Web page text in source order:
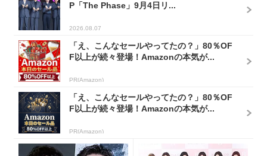
P「The Phase」9月4日リ...
2026.08.07
「え、こんなセールやってたの？」80％OF
F以上が続々登場！Amazonの本気が...
PR(Amazon)
「え、こんなセールやってたの？」80％OF
F以上が続々登場！Amazonの本気が...
PR(Amazon)